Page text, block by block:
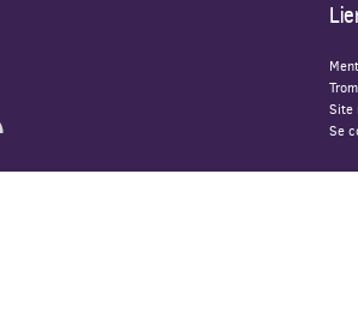
Site
Se